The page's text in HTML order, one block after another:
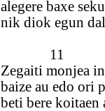
alegere baxe
nik diok egun
11
Zegaiti monjea
baize au edo ori
beti bere koitaen